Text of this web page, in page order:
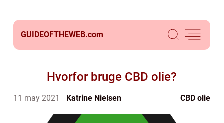
GUIDEOFTHEWEB.com
Hvorfor bruge CBD olie?
11 may 2021 Katrine Nielsen CBD olie